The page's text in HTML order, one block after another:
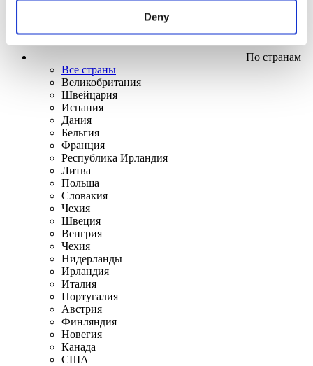
Deny
По странам
Все страны
Великобритания
Швейцария
Испания
Дания
Бельгия
Франция
Республика Ирландия
Литва
Польша
Словакия
Чехия
Швеция
Венгрия
Чехия
Нидерланды
Ирландия
Италия
Португалия
Австрия
Финляндия
Новегия
Канада
США